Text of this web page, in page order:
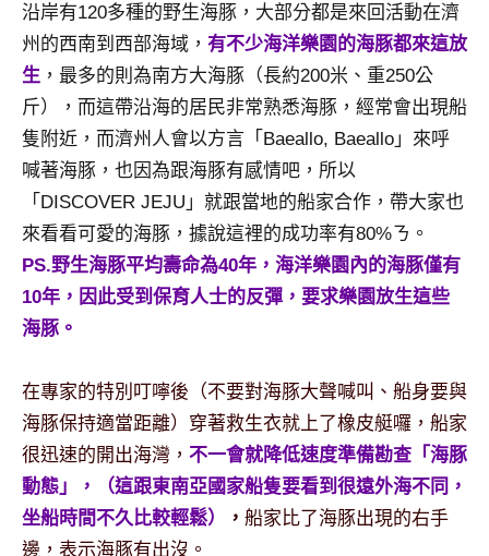
動
主
持、
學
校
企
業
講
座、
落
客
及
遊
誌
專
欄、
觀
光
沿岸有120多種的野生海豚，大部分都是來回活動在濟
州的西南到西部海域， 有不少海洋樂園的海豚都來這放
生 ，最多的則為南方大海豚（長約200米、重250公
斤），而這帶沿海的居民非常熟悉海豚，經常會出現船
隻附近，而濟州人會以方言「Baeallo, Baeallo」來呼
喊著海豚，也因為跟海豚有感情吧，所以
「DISCOVER JEJU」就跟當地的船家合作，帶大家也
來看看可愛的海豚，據說這裡的成功率有80%ㄋ。
PS.野生海豚平均壽命為40年，海洋樂園內的海豚僅有
10年，因此受到保育人士的反彈，要求樂園放生這些
海豚。
在專家的特別叮嚀後（不要對海豚大聲喊叫、船身要與
海豚保持適當距離）穿著救生衣就上了橡皮艇囉，船家
很迅速的開出海灣， 不一會就降低速度準備勘查「海豚
動態」，（這跟東南亞國家船隻要看到很遠外海不同，
坐船時間不久比較輕鬆）
， 船家比了海豚出現的右手
邊，表示海豚有出沒。